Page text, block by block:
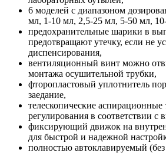
6 моделей с диапазоном
мл, 1-10 мл, 2,5-25 мл, 5-50 мл,
предохранительные шарики в
предотвращают утечку, если не
диспенсирования,
вентиляционный винт можно
монтажа осушительной трубки,
фторопластовый уплотнитель
заедание,
телескопические аспирационные
регулирования в соответствии с
фиксирующий движок на
для быстрой и надежной
полностью автоклавируемый (без